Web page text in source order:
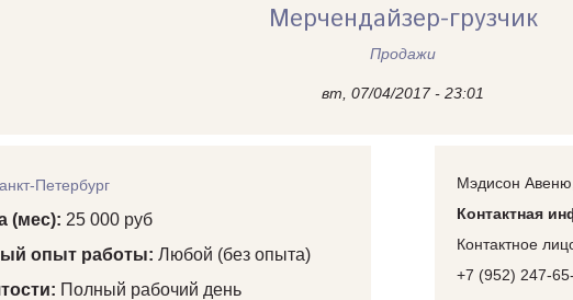
Мерчендайзер-грузчик
Продажи
вт, 07/04/2017 - 23:01
Петербург
(мес): 25 000 руб
опыт работы: Любой (без опыта)
Полный рабочий день
Мэдисон
Контактная
Контактное
+7 (952) 247-